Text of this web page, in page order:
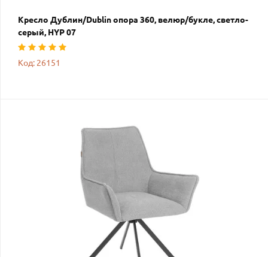
Кресло Дублин/Dublin опора 360, велюр/букле, светло-
серый, HYP 07
Код: 26151